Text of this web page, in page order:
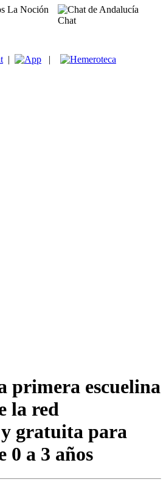
Chat
| |
primera escuelina
la red
gratuita para
0 a 3 años